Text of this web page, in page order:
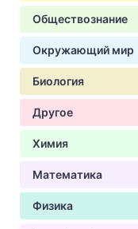
Обществознание
Окружающий мир
Биология
Другое
Химия
Математика
Физика